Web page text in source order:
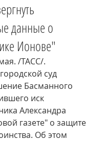
данные о
Ионове"
/ТАСС/.
суд
Басманного
иск
Александра
газете" о защите
Об этом